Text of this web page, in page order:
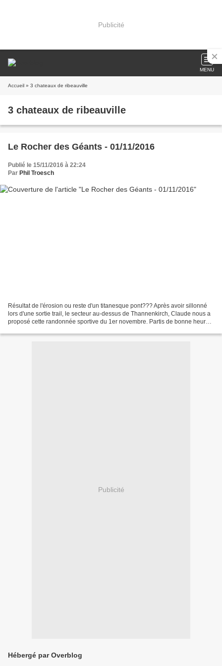
Publicité
MENU
Accueil » 3 chateaux de ribeauville
3 chateaux de ribeauville
Le Rocher des Géants - 01/11/2016
Publié le 15/11/2016 à 22:24
Par Phil Troesch
Résultat de l'érosion ou reste d'un titanesque pont??? Après avoir sillonné
lors d'une sortie trail, le secteur au-dessus de Thannenkirch, Claude nous a
proposé cette randonnée sportive du 1er novembre. Partis de bonne heure,
Publicité
Hébergé par Overblog